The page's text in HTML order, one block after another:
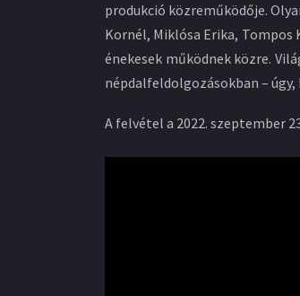
produkció közreműködője.
Kornél, Miklósa Erika, Tompos
énekesek működnek közre.
népdalfeldolgozásokban –
A felvétel a 2022. szeptember